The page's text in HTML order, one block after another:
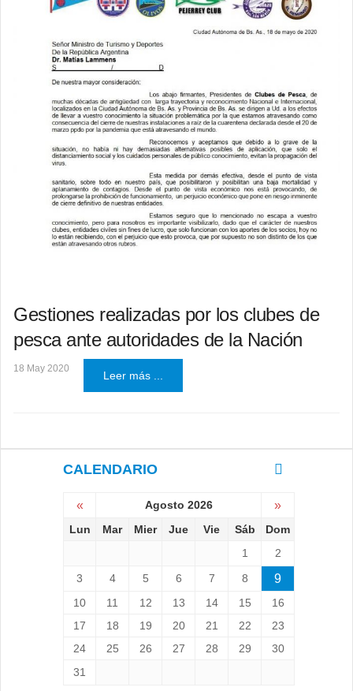
Gestiones realizadas por los clubes de
pesca ante autoridades de la Nación
18 May 2020
Leer más ...
CALENDARIO
« Agosto 2026 »
Lun Mar Mier Jue Vie Sáb
Dom
1
2
3
4 5 6 7 8 9
10 11 12 13 14 15
16
17
18 19 20 21 22
23
24
25 26 27 28 29
30
31